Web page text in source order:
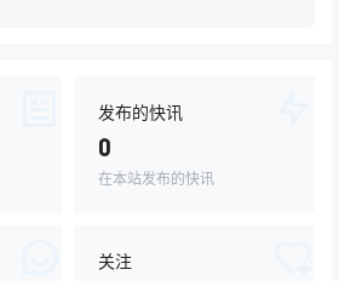
发布的快讯
0
在本站发布的快讯
关注